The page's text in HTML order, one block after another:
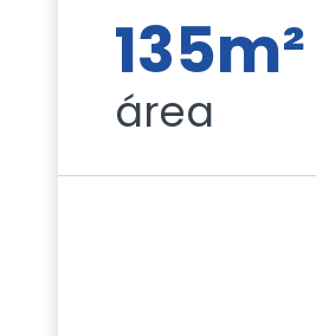
135m²
área